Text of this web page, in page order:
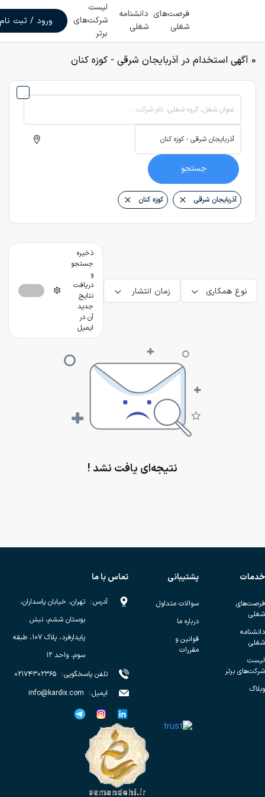
فرصت‌های
شغلی
دانشنامه
شغلی
لیست
شرکت‌های
برتر
ورود / ثبت نام
0 آگهی استخدام در آذربایجان شرقی - کوزه کنان
عنوان شغل، گروه شغلی، نام شرکت ...
جستجو
آذربایجان شرقی کوزه کنان
نوع همکاری زمان انتشار
ذخیره
جستجو
و
دریافت
نتایج
جدید
آن در
ایمیل
نتیجه‌ای یافت نشد !
خدمات
فرصت‌های
شغلی
دانشنامه
شغلی
لیست
شرکت‌های برتر
وبلاگ
پشتیبانی
سوالات متداول
درباره ما
قوانین و
مقررات
تماس با ما
آدرس: تهران، خیابان پاسداران،
بوستان ششم، نبش
پایدارفرد، پلاک ۱۰۷، طبقه
سوم، واحد ۱۲
تلفن پاسخگویی: ۰۲۱۷۴۳۰۲۳۶۵
ایمیل:
info@kardix.com